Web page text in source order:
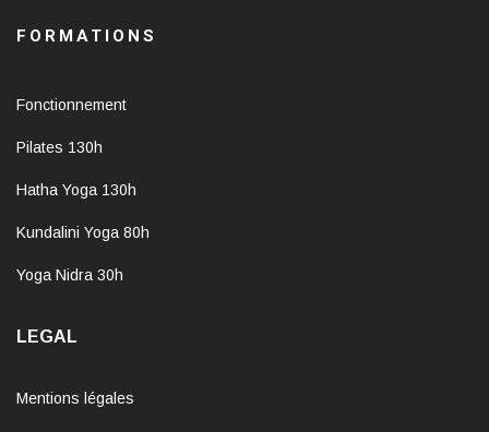
FORMATIONS
Fonctionnement
Pilates 130h
Hatha Yoga 130h
Kundalini Yoga 80h
Yoga Nidra 30h
LEGAL
Mentions légales